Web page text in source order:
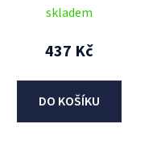
skladem
437 Kč
DO KOŠÍKU